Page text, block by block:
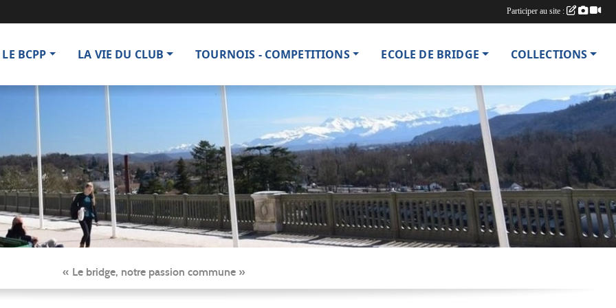
LE BCPP LA VIE DU CLUB TOURNOIS - COMPETITIONS ECOLE DE BRIDGE COLLECTIONS
« Le bridge, notre passion commune »
Participer au site :